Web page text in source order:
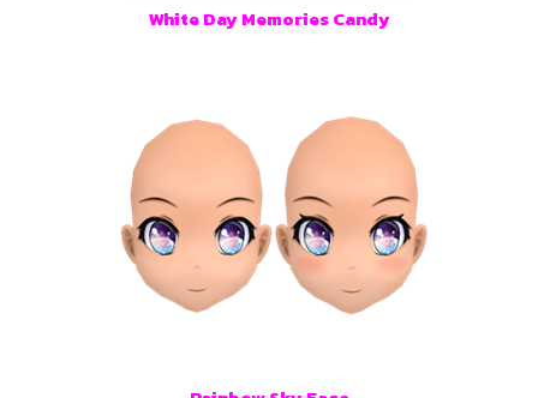
White Day Memories Candy